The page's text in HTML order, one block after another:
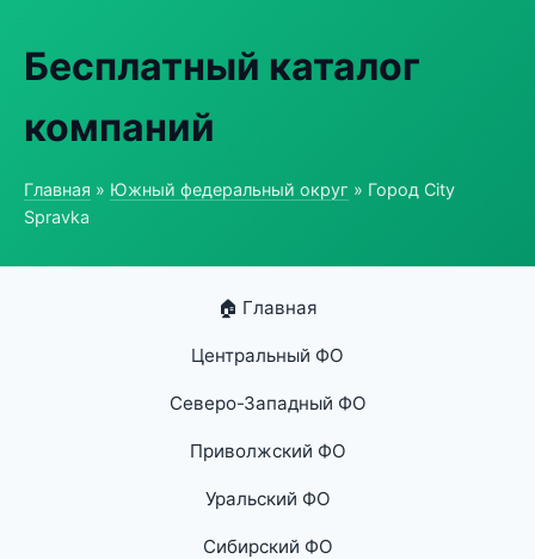
Бесплатный каталог
компаний
Главная » Южный федеральный округ » Город City
Spravka
🏠 Главная
Центральный ФО
Северо-Западный ФО
Приволжский ФО
Уральский ФО
Сибирский ФО